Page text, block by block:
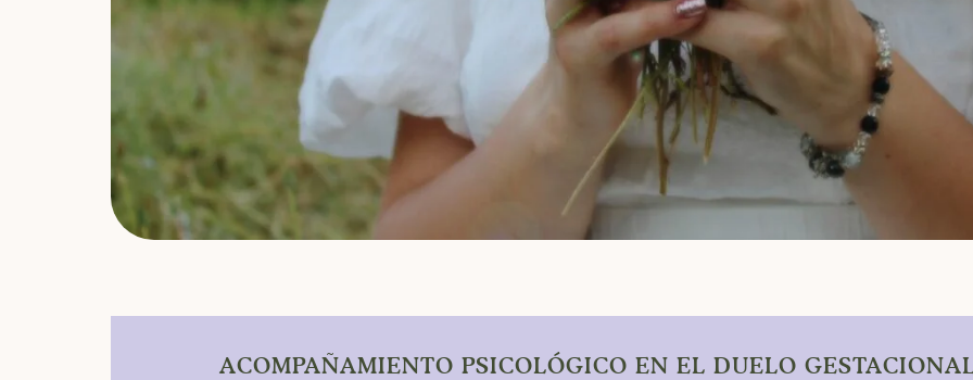
ACOMPAÑAMIENTO PSICOLÓGICO EN EL DUELO